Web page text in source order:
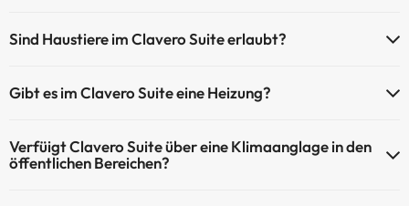
Sind Haustiere im Clavero Suite erlaubt?
Gibt es im Clavero Suite eine Heizung?
Verfüigt Clavero Suite über eine Klimaanglage in den
öffentlichen Bereichen?